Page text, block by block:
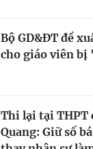
Bộ GD&ĐT đề
cho giáo viên
Thi lại tại THPT
Quang: Giữ số